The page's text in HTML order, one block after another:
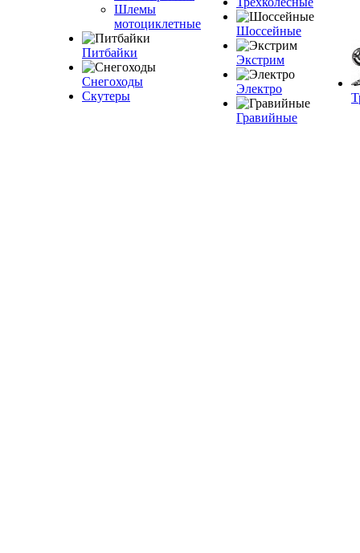
Шлемы
мотоциклетные
Питбайки
Снегоходы
Скутеры
Шоссейные
Экстрим
Электро
Гравийные